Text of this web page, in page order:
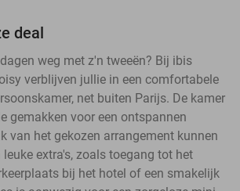
deal
weg met z'n tweeën? Bij ibis
verblijven jullie in een comfortabele
net buiten Parijs. De kamer
gemakken voor een ontspannen
van het gekozen arrangement kunnen
extra's, zoals toegang tot het
bij het hotel of een smakelijk